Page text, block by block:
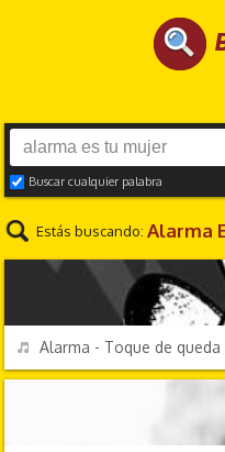
Buscar cualquier palabra
Estás buscando: Alarma
REPRODUCIR
Alarma - Toque de queda